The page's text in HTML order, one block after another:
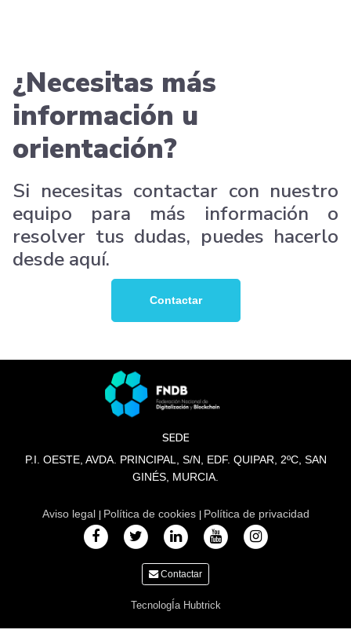
¿Necesitas más
información u
orientación?
Si necesitas contactar con nuestro
equipo para más información o
resolver tus dudas, puedes hacerlo
desde aquí.
Contactar
SEDE
P.I. OESTE, AVDA. PRINCIPAL, S/N, EDF. QUIPAR, 2ºC, SAN
GINÉS, MURCIA.
Aviso legal | Política de cookies | Política de privacidad
Contactar
TecnologÍa Hubtrick